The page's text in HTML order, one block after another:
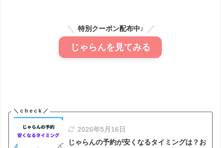
特別クーポン配布中♪
じゃらんを見てみる
2026年5月16日
じゃらんの予約が安くなるタイミングは？お